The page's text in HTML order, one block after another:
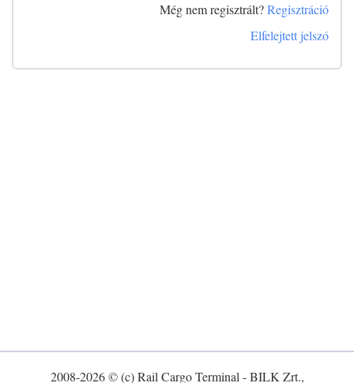
Még nem regisztrált?Regisztráció
Elfelejtett jelszó
2008-2026 © (c) Rail Cargo Terminal - BILK Zrt.,